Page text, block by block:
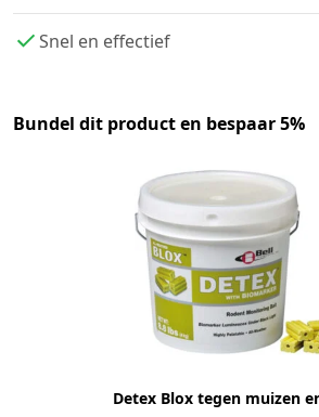
Snel en effectief
Bundel dit product en bespaar 5%
Detex Blox tegen muizen